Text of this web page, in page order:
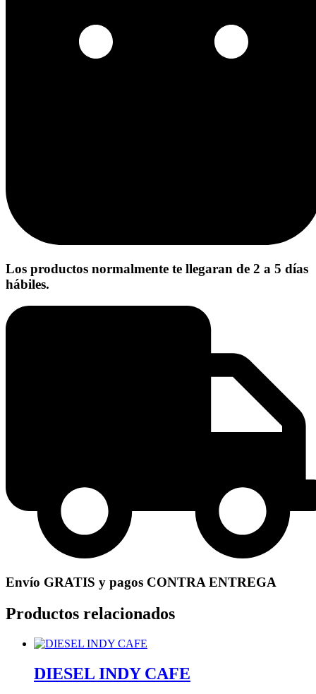
Los productos normalmente te llegaran de 2 a 5 días
hábiles.
Envío GRATIS y pagos CONTRA ENTREGA
Productos relacionados
DIESEL INDY CAFE